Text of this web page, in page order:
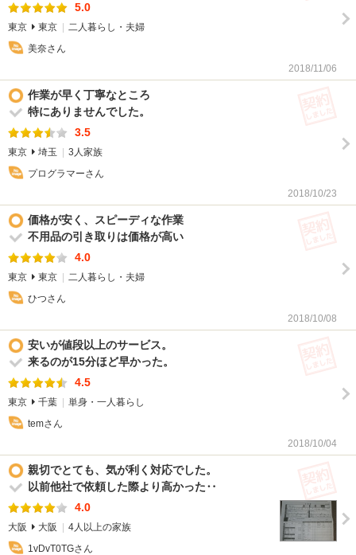
5.0
東京 東京
二人暮らし・夫婦
美奈さん
2018/11/06
作業が早く丁寧なところ
特にありませんでした。
3.5
東京 埼玉
3人家族
プログラマーさん
2018/10/23
価格が安く、スピーディな作業
不用品の引き取りは価格が高い
4.0
東京 東京
二人暮らし・夫婦
ひつさん
2018/10/08
安いが値段以上のサービス。
来るのが15分ほど早かった。
4.5
東京 千葉
単身・一人暮らし
temさん
2018/10/04
親切でとても、気が利く対応でした。
以前他社で依頼した際より高かった‥
4.0
大阪 大阪
4人以上の家族
1vDvT0TGさん